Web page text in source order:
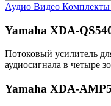
Аудио Видео Комплекты
Yamaha XDA-
Потоковый усилитель
аудиосигнала в четыре
Yamaha XDA-